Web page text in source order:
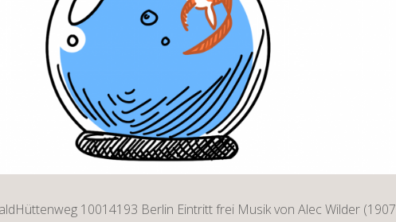
10014193 Berlin Eintritt frei Musik von Alec Wilder (1907